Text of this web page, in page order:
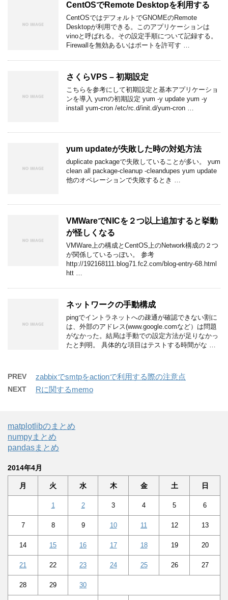
CentOSでRemote Desktopを利用する
CentOSではデフォルトでGNOMEのRemote
Desktopが利用できる。このアプリケーションは
vinoと呼ばれる。その設定手順について記録する。
Firewallを無効あるいはポートを許可す …
さくらVPS – 初期設定
こちらを参考にして初期設定と基本アプリケーショ
ンを導入 yumの初期設定 yum -y update yum -y
install yum-cron /etc/rc.d/init.d/yum-cron …
yum updateが失敗した時の対処方法
duplicate packageで失敗していることが多い。 yum
clean all package-cleanup -cleandupes yum update
他のオペレーションで失敗するとき …
VMWareでNICを２つ以上追加すると挙動
が怪しくなる
VMWare上の構成とCentOS上のNetwork構成の２つ
が関係しているっぽい。 参考
http://192168111.blog71.fc2.com/blog-entry-68.html
htt …
ネットワークの手動構成
pingでイントラネットへの疎通が確認できない割に
は、外部のアドレス(www.google.comなど）は問題
がなかった。結局は手動での設定方法が足りなかっ
たと判明。 具体的な項目はテストする時間がな …
PREV zabbixでsmtpをactionで利用する際の注意点
NEXT Rに関するmemo
matplotlibのまとめ
numpyまとめ
pandasまとめ
2014年4月
月 火 水 木 金 土 日
1 2 3 4 5 6
7 8 9 10 11 12 13
14 15 16 17 18 19 20
21 22 23 24 25 26 27
28 29 30